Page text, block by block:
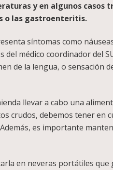
y en algunos casos
o las gastroenteritis.
síntomas como
médico coordinador del
de la lengua, o sensación
llevar a cabo una
crudos, debemos tener en
es importante
en neveras portátiles